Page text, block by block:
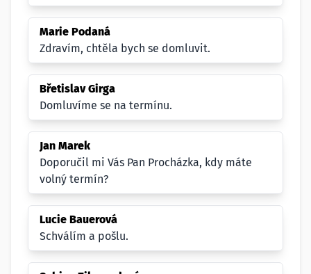
Marie Podaná
Zdravím, chtěla bych se domluvit.
Břetislav Girga
Domluvíme se na termínu.
Jan Marek
Doporučil mi Vás Pan Procházka, kdy máte
volný termín?
Lucie Bauerová
Schválím a pošlu.